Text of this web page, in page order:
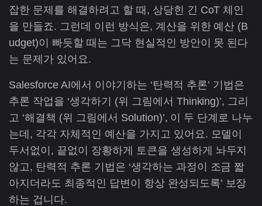
잡한 문제를 해결하려고 할 때, 상당힌 긴 CoT 체인
을 만들죠. 그런데 이런 방식은, 계산을 위한 예산 (B
udget)이 빠듯할 때는 그닥 현실적인 방안이 못 된다
는 문제가 있어요.
Salesforce AI에서 이야기하는 ‘탄력적 추론’ 기법은
추론 작업을 ‘생각하기 (위 그림에서 Thinking)’, 그리
고 ‘해결책 (위 그림에서 Solution)’, 이 두 단계로 나누
는데, 각각 자체적인 예산을 가지고 있어요. 모델이
두서없이, 끝없이 장황하게 토큰을 생성하게 놔두지
않고, 탄력적 추론 기법은 ‘생각하는 과정이 조금 짧
아지더라도 최종적인 답변이 항상 완성되도록’ 보장
하는 겁니다.